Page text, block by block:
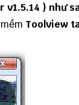
v1.5.14 ) như
Toolview